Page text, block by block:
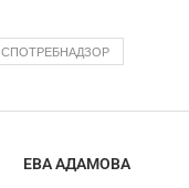
ЕВА АДАМОВА